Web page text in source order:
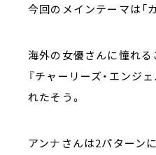
今回のメインテーマは「
海外の女優さんに憧れる
『チャーリーズ・エンジ
れたそう。
アンナさんは2パターン